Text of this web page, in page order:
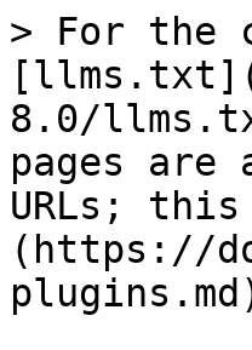
> For the
8.0/
pages are
URLs;
(https://